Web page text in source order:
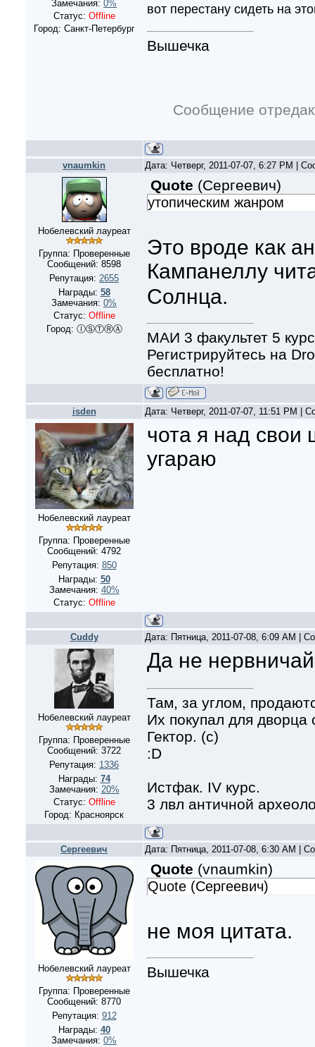
Замечания: 0%
Статус: Offline
Город: Санкт-Петербург
вот перестану сидеть на
Вышечка
Сообщение
vnaumkin Дата: Четверг, 2011-07-07, 6:27 PM |
Нобелевский лауреат
Группа: Проверенные
Сообщений: 8598
Репутация: 2655
Награды: 58
Замечания: 0%
Статус: Offline
Город: ⒾⓈⓉⓇⒶ
Quote (Сергеевич)
утопическим жанром
Это вроде как
Кампанеллу
Солнца.
МАИ 3 факультет 5 курс
Регистрируйтесь на
бесплатно!
isden Дата: Четверг, 2011-07-07, 11:51 PM |
Нобелевский лауреат
Группа: Проверенные
Сообщений: 4792
Репутация: 850
Награды: 50
Замечания: 40%
Статус: Offline
чота я над свои
угараю
Cuddy Дата: Пятница, 2011-07-08, 6:09 AM |
Нобелевский лауреат
Группа: Проверенные
Сообщений: 3722
Репутация: 1336
Награды: 74
Замечания: 20%
Статус: Offline
Город: Красноярск
Да не
Там, за углом,
Их покупал для
Гектор. (с)
:D
Истфак. IV курс.
3 лвл античной
Сергеевич Дата: Пятница, 2011-07-08, 6:30 AM |
Нобелевский лауреат
Группа: Проверенные
Сообщений: 8770
Репутация: 912
Награды: 40
Замечания: 0%
Quote (vnaumkin)
Quote (Сергеевич)
не моя цитата.
Вышечка